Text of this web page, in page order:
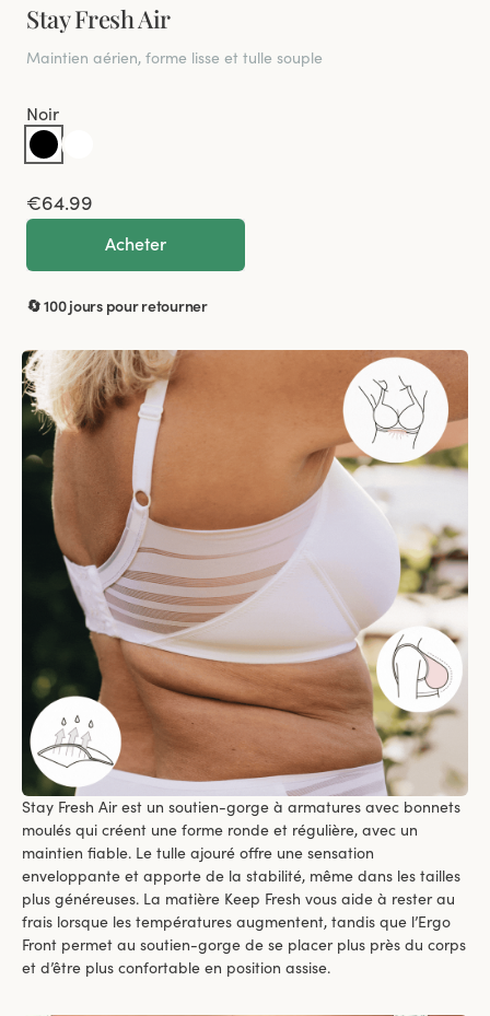
Stay Fresh Air
Maintien aérien, forme lisse et tulle souple
Noir
€64.99
Acheter
🔄 100 jours pour retourner
Stay Fresh Air est un soutien-gorge à armatures avec bonnets
moulés qui créent une forme ronde et régulière, avec un
maintien fiable. Le tulle ajouré offre une sensation
enveloppante et apporte de la stabilité, même dans les tailles
plus généreuses. La matière Keep Fresh vous aide à rester au
frais lorsque les températures augmentent, tandis que l’Ergo
Front permet au soutien-gorge de se placer plus près du corps
et d’être plus confortable en position assise.